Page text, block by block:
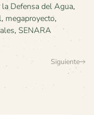
Defensa del Agua,
, megaproyecto,
, SENARA
Siguiente